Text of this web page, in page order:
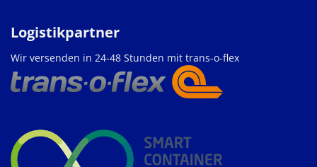
Logistikpartner
Wir versenden in 24-48 Stunden mit trans-o-flex